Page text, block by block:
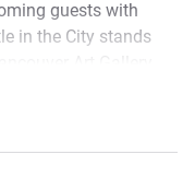
guests with
in the City stands